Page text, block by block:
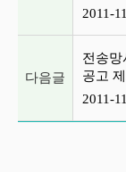
2011-
다음글
전송
공고
2011-